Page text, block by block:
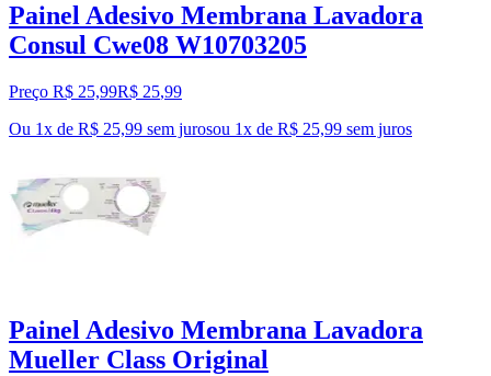
Painel Adesivo Membrana Lavadora
Consul Cwe08 W10703205
Preço R$ 25,99R$ 25,99
Ou 1x de R$ 25,99 sem jurosou 1x de R$ 25,99 sem juros
Painel Adesivo Membrana Lavadora
Mueller Class Original